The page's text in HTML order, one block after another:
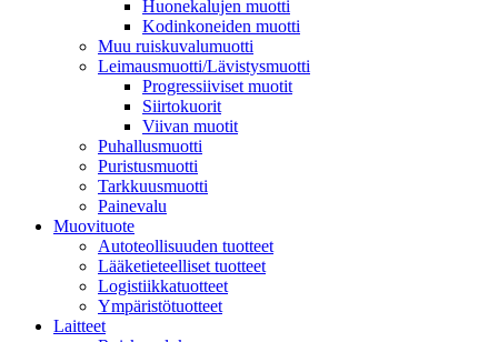
Huonekalujen muotti
Kodinkoneiden muotti
Muu ruiskuvalumuotti
Leimausmuotti/Lävistysmuotti
Progressiiviset muotit
Siirtokuorit
Viivan muotit
Puhallusmuotti
Puristusmuotti
Tarkkuusmuotti
Painevalu
Muovituote
Autoteollisuuden tuotteet
Lääketieteelliset tuotteet
Logistiikkatuotteet
Ympäristötuotteet
Laitteet